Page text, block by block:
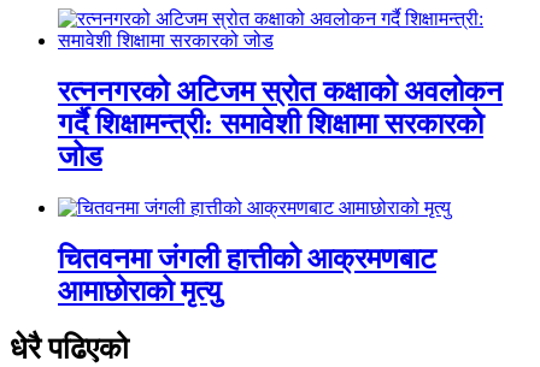
रत्ननगरको अटिजम स्रोत कक्षाको अवलोकन
गर्दै शिक्षामन्त्री: समावेशी शिक्षामा सरकारको
जोड
चितवनमा जंगली हात्तीको आक्रमणबाट
आमाछोराको मृत्यु
धेरै पढिएको